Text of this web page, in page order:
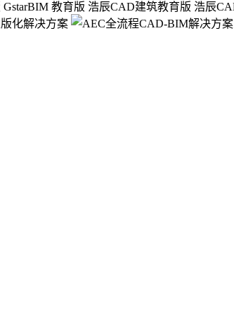
GstarBIM 教育版 浩辰CAD建筑教育版 浩辰